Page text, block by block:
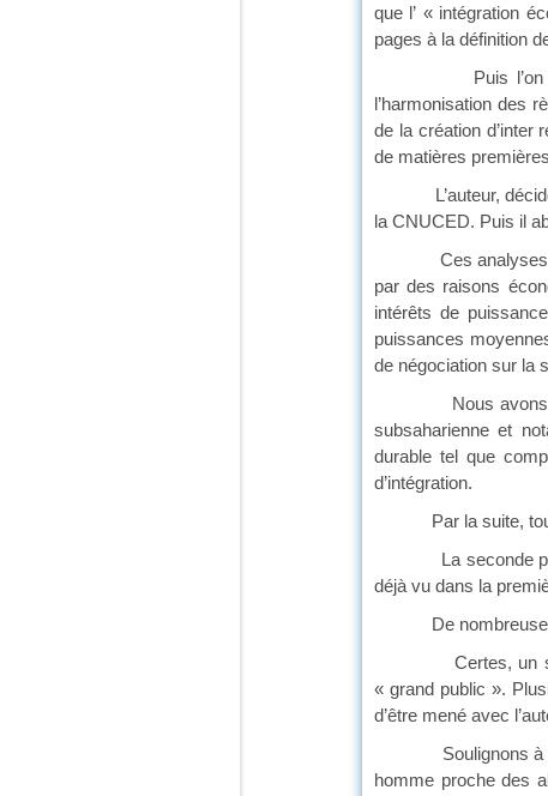
que l’ « intégration
pages à la définition
Puis l’on revient
l’harmonisation des
de la création d’inter
de matières
L’auteur,
la CNUCED. Puis il
Ces analyses lui
par des raisons
intérêts de
puissances
de négociation sur la
Nous avons
subsaharienne et
durable tel que
d’intégration.
Par la suite,
La seconde partie
déjà vu dans la
De nombreuses
Certes, un sujet
« grand public ».
d’être mené avec
Soulignons à
homme proche des